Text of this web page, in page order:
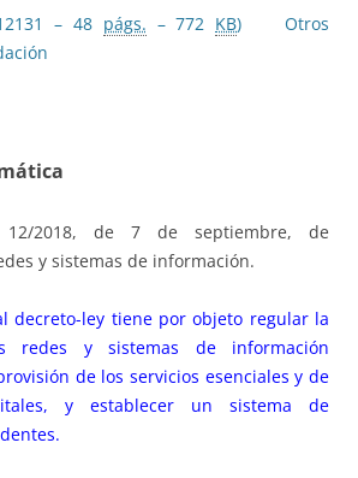
– 48 págs. – 772 KB)
Otros
12/2018, de 7 de septiembre, de
y sistemas de información.
decreto-ley tiene por objeto regular la
redes y sistemas de información
de los servicios esenciales y de
y establecer un sistema de